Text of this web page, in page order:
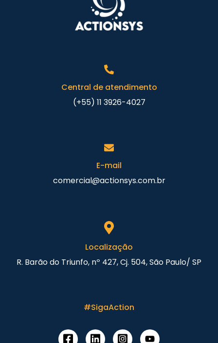
Central de atendimento
(+55) 11 3926-4027
E-mail
comercial@actionsys.com.br
Localização
R. Barão do Triunfo, nº 427, Cj. 504, São Paulo/ SP
#SigaAction